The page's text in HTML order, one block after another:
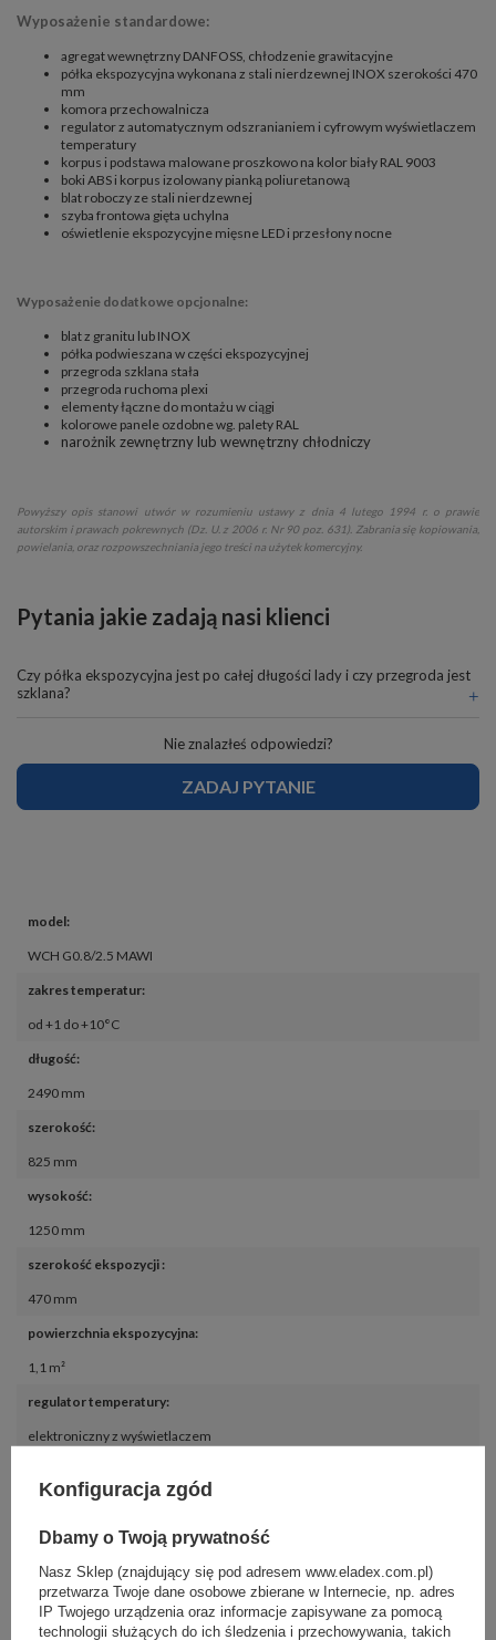
Wyposażenie standardowe:
agregat wewnętrzny DANFOSS, chłodzenie grawitacyjne
półka ekspozycyjna wykonana z stali nierdzewnej INOX szerokości 470
mm
komora przechowalnicza
regulator z automatycznym odszranianiem i cyfrowym wyświetlaczem
temperatury
korpus i podstawa malowane proszkowo na kolor biały RAL 9003
boki ABS i korpus izolowany pianką poliuretanową
blat roboczy ze stali nierdzewnej
szyba frontowa gięta uchylna
oświetlenie ekspozycyjne mięsne LED i przesłony nocne
Wyposażenie dodatkowe opcjonalne:
blat z granitu lub INOX
półka podwieszana w części ekspozycyjnej
przegroda szklana stała
przegroda ruchoma plexi
elementy łączne do montażu w ciągi
kolorowe panele ozdobne wg. palety RAL
narożnik zewnętrzny lub wewnętrzny chłodniczy
Powyższy opis stanowi utwór w rozumieniu ustawy z dnia 4 lutego 1994 r. o prawie
autorskim i prawach pokrewnych (Dz. U. z 2006 r. Nr 90 poz. 631). Zabrania się kopiowania,
powielania, oraz rozpowszechniania jego treści na użytek komercyjny.
Pytania jakie zadają nasi klienci
Czy półka ekspozycyjna jest po całej długości lady i czy przegroda jest
szklana?
Nie znalazłeś odpowiedzi?
ZADAJ PYTANIE
model:
WCH G0.8/2.5 MAWI
zakres temperatur:
od +1 do +10°C
długość:
2490 mm
szerokość:
825 mm
wysokość:
1250 mm
szerokość ekspozycji :
470 mm
powierzchnia ekspozycyjna:
1,1 m²
regulator temperatury:
elektroniczny z wyświetlaczem
automatyczne
napięcie / moc znamionowa:
230V / 800W
dobowe zużycie energii:
Konfiguracja zgód
Dbamy o Twoją prywatność
Nasz Sklep (znajdujący się pod adresem www.eladex.com.pl)
przetwarza Twoje dane osobowe zbierane w Internecie, np. adres
IP Twojego urządzenia oraz informacje zapisywane za pomocą
technologii służących do ich śledzenia i przechowywania, takich